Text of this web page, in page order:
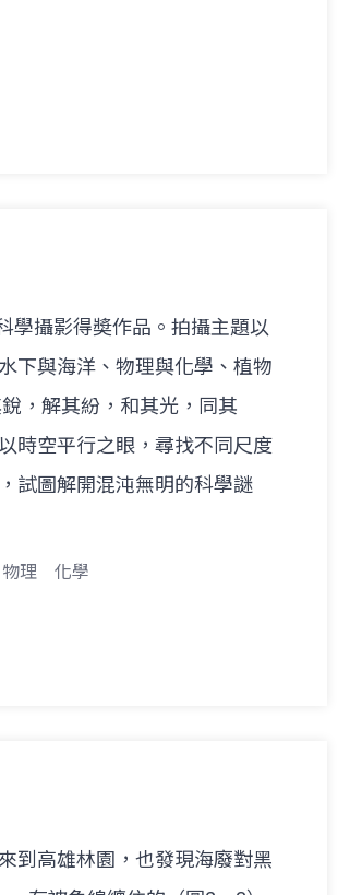
學攝影得奬作品。拍攝主題以
下與海洋、物理與化學、植物
，解其紛，和其光，同其
時空平行之眼，尋找不同尺度
試圖解開混沌無明的科學謎
物理 化學
到高雄林園，也發現海廢對黑